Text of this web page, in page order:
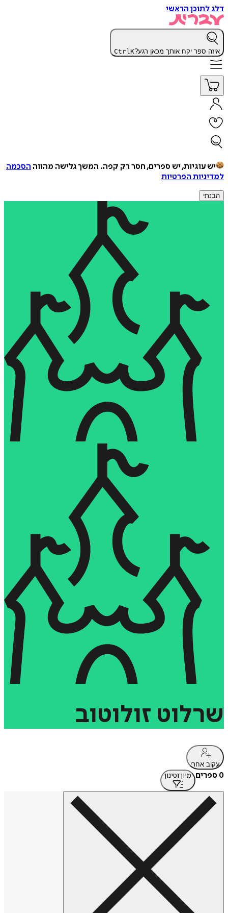
דלג לתוכן הראשי
איזה ספר יקח אותך מכאן רגע? CtrlK
יש עוגיות, יש ספרים, חסר רק קפה. המשך גלישה מהווה הסכמה
למדיניות הפרטיות
הבנתי
שרלוט זולוטוב
עקוב אחרי
0 ספרים מיון וסינון